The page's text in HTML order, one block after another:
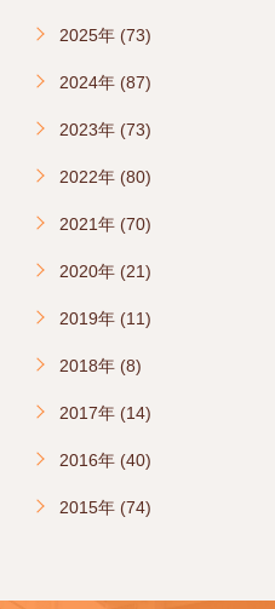
2025年 (73)
2024年 (87)
2023年 (73)
2022年 (80)
2021年 (70)
2020年 (21)
2019年 (11)
2018年 (8)
2017年 (14)
2016年 (40)
2015年 (74)